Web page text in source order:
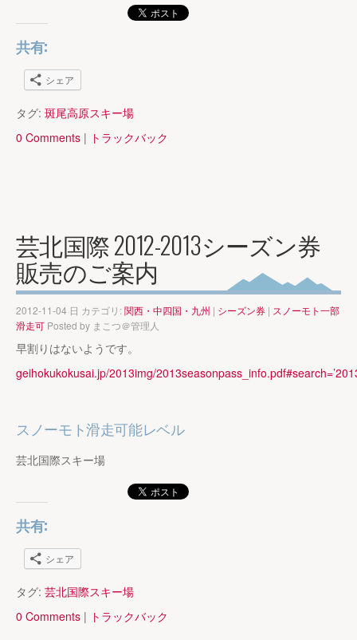
共有:
シェア
タグ: 斑尾高原スキー場
0 Comments | トラックバック
芸北国際 2012-2013シーズン券
販売のご案内
2012-11-04 日 カテゴリ:関西・中四国・九州 | シーズン券 | スノーモト一部
滑走可 Posted by まこつ＠管理人
早割りはないようです。
geihokukokusai.jp/2013img/
スノーモト滑走可能レベル
芸北国際スキー場
共有:
シェア
タグ: 芸北国際スキー場
0 Comments | トラックバック